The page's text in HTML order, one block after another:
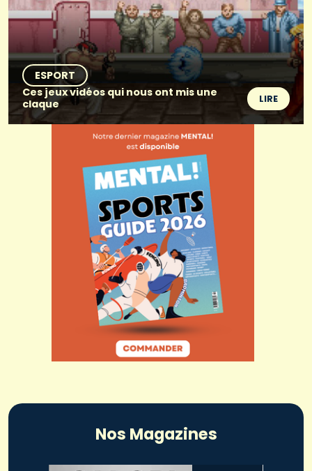
ESPORT
Ces jeux vidéos qui nous ont mis une
claque
LIRE
Nos Magazines